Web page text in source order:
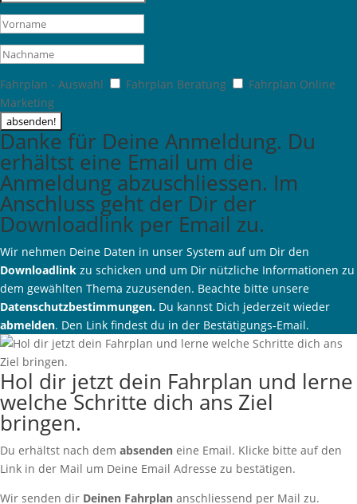
Fahrplan - Auswahl Fahrplan Beratung
Fahrplan Online
Marketing
absenden!
Danke für Deine Anmeldung. Du
erhältst eine Email um die
Anmeldung abzuschliessen. Im
Anschluss geht der Dir der
Downloadlink per Email zu.
Wir nehmen Deine Daten in unser System auf um Dir den
Downloadlink zu schicken und um Dir nützliche Informationen zu
dem gewählten Thema zuzusenden. Beachte bitte unsere
Datenschutzbestimmungen. Du kannst Dich jederzeit wieder
abmelden. Den Link findest du in der Bestätigungs-Email.
Hol dir jetzt dein Fahrplan und lerne
welche Schritte dich ans Ziel
bringen.
Du erhältst nach dem absenden eine Email. Klicke bitte auf den
Link in der Mail um Deine Email Adresse zu bestätigen.
Wir senden dir Deinen Fahrplan anschliessend per Mail zu.